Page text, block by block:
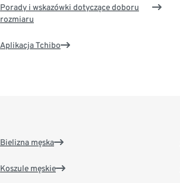
Porady i wskazówki dotyczące doboru
rozmiaru
Aplikacja Tchibo
Bielizna męska
Koszule męskie